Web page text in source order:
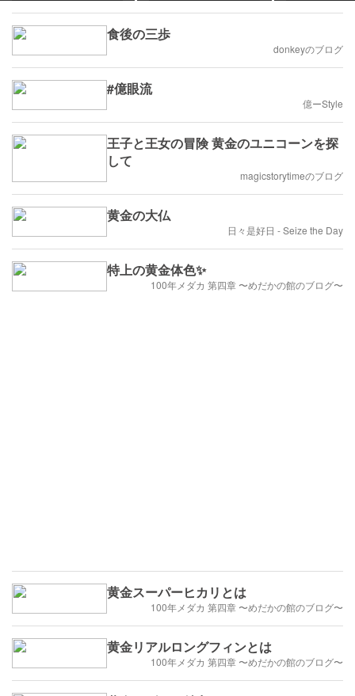
食後の三歩
donkeyのブログ
#億眼流
億ーStyle
王子と王女の冒険 黄金のユニコーンを探
して
magicstorytimeのブログ
黄金の大仏
日々是好日 - Seize the Day
特上の黄金体色✨
100年メダカ 第四章 〜めだかの館のブログ〜
黄金スーパーヒカリとは
100年メダカ 第四章 〜めだかの館のブログ〜
黄金リアルロングフィンとは
100年メダカ 第四章 〜めだかの館のブログ〜